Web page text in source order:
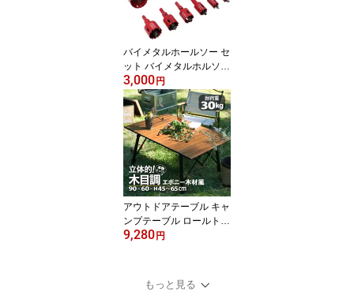
バイメタルホールソー セ
ット バイメタルホルソー
12本入り 18 20 24 28 30
30 38 40 00 00 60 70 m
m 穴あけ 電動ドリル 切
削 工具
3,000 円
アウトドアテーブル キャ
ンプテーブル ロールトッ
プテーブル 折りたたみテ
ルミ 軽量 コンパクト BB
Q バーベキュー レジャー
9,280 円
もっと見る